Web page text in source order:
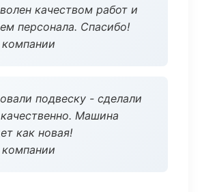
качеством работ и
персонала. Спасибо!
подвеску - сделали
Машина
как новая!